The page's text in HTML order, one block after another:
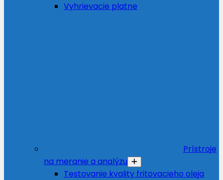
Vyhrievacie platne
Prístroje
na meranie a analýzu
Testovanie kvality fritovacieho oleja